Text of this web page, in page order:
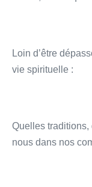
Loin d’être
vie spirituelle :
Quelles
nous dans nos